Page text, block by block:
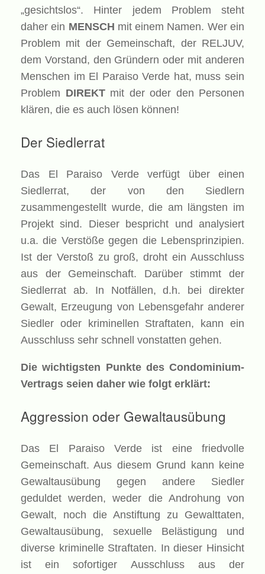
„gesichtslos“. Hinter jedem Problem steht
daher ein MENSCH mit einem Namen. Wer ein
Problem mit der Gemeinschaft, der RELJUV,
dem Vorstand, den Gründern oder mit anderen
Menschen im El Paraiso Verde hat, muss sein
Problem DIREKTmit der oder den Personen
klären, die es auch lösen können!
Der Siedlerrat
Das El Paraiso Verde verfügt über einen
Siedlerrat, der von den Siedlern
zusammengestellt wurde, die am längsten im
Projekt sind. Dieser bespricht und analysiert
u.a. die Verstöße gegen die Lebensprinzipien.
Ist der Verstoß zu groß, droht ein Ausschluss
aus der Gemeinschaft. Darüber stimmt der
Siedlerrat ab. In Notfällen, d.h. bei direkter
Gewalt, Erzeugung von Lebensgefahr anderer
Siedler oder kriminellen Straftaten, kann ein
Ausschluss sehr schnell vonstatten gehen.
Die wichtigsten Punkte des Condominium-
Vertrags seien daher wie folgt erklärt:
Aggression oder Gewaltausübung
Das El Paraiso Verde ist eine friedvolle
Gemeinschaft. Aus diesem Grund kann keine
Gewaltausübung gegen andere Siedler
geduldet werden, weder die Androhung von
Gewalt, noch die Anstiftung zu Gewalttaten,
Gewaltausübung, sexuelle Belästigung und
diverse kriminelle Straftaten. In dieser Hinsicht
ist ein sofortiger Ausschluss aus der